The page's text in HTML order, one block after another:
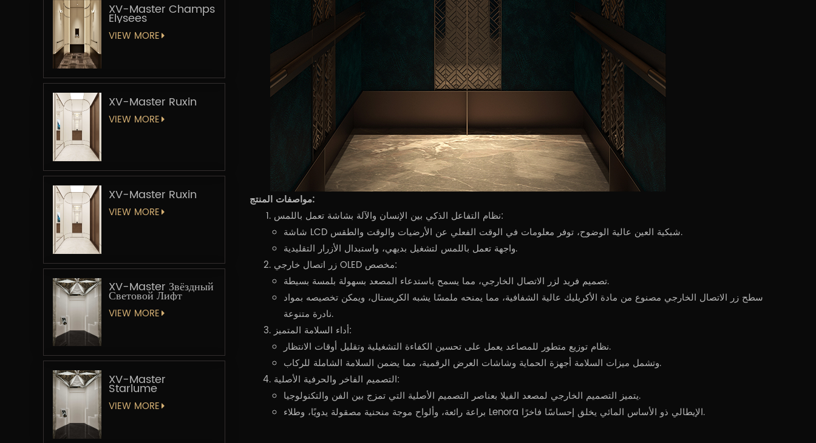
XV-Master Champs
Elysees
VIEW MORE
XV-Master Ruxin
VIEW MORE
XV-Master Ruxin
VIEW MORE
XV-Master Звёздный
Световой Лифт
VIEW MORE
XV-Master
Starlume
VIEW MORE
مواصفات المنتج:
نظام التفاعل الذكي بين الإنسان والآلة بشاشة تعمل باللمس:
شاشة LCD شبكية العين عالية الوضوح، توفر معلومات في الوقت الفعلي عن الأرضيات والوقت والطقس.
واجهة تعمل باللمس لتشغيل بديهي، واستبدال الأزرار التقليدية.
زر اتصال خارجي OLED مخصص:
تصميم فريد لزر الاتصال الخارجي، مما يسمح باستدعاء المصعد بسهولة بلمسة بسيطة.
سطح زر الاتصال الخارجي مصنوع من مادة الأكريليك عالية الشفافية، مما يمنحه ملمسًا يشبه الكريستال، ويمكن تخصيصه بمواد
نادرة متنوعة.
أداء السلامة المتميز:
نظام توزيع متطور للمصاعد يعمل على تحسين الكفاءة التشغيلية وتقليل أوقات الانتظار.
وتشمل ميزات السلامة أجهزة الحماية وشاشات العرض الرقمية، مما يضمن السلامة الشاملة للركاب.
التصميم الفاخر والحرفية الأصلية:
يتميز التصميم الخارجي لمصعد الفيلا بعناصر التصميم الأصلية التي تمزج بين الفن والتكنولوجيا.
براعة رائعة، وألواح موجة منحنية مصقولة يدويًا، وطلاء Lenora الإيطالي ذو الأساس المائي يخلق إحساسًا فاخرًا.